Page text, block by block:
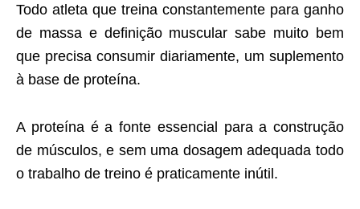
Todo atleta que treina constantemente para ganho
de massa e definição muscular sabe muito bem
que precisa consumir diariamente, um suplemento
à base de proteína.
A proteína é a fonte essencial para a construção
de músculos, e sem uma dosagem adequada todo
o trabalho de treino é praticamente inútil.